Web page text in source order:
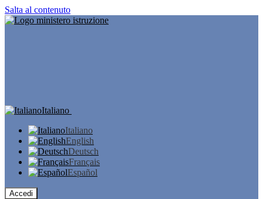
Salta al contenuto
Italiano
Italiano
English
Deutsch
Français
Español
Accedi